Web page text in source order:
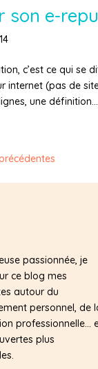
son e-
c’est ce qui
internet (pas de
une définition...
passionnée, je
ce blog mes
autour du
personnel, de
professionnelle…
plus